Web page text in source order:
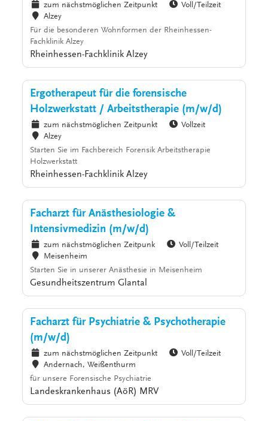
zum nächstmöglichen Zeitpunkt
Voll/Teilzeit
Alzey
Für die besonderen Wohnformen der Rheinhessen-
Fachklinik Alzey
Rheinhessen-Fachklinik Alzey
Ergotherapeut für die forensische
Holzwerkstatt / Arbeitstherapie (m/w/d)
zum nächstmöglichen Zeitpunkt
Vollzeit
Alzey
Starten Sie im Fachbereich Forensik Arbeitstherapie
Holzwerkstatt
Rheinhessen-Fachklinik Alzey
Facharzt für Anästhesiologie &
Intensivmedizin (m/w/d)
zum nächstmöglichen Zeitpunk
Voll/Teilzeit
Meisenheim
Starten Sie in unserer Anästhesie in Meisenheim
Gesundheitszentrum Glantal
Facharzt für Psychiatrie & Psychotherapie
(m/w/d)
zum nächstmöglichen Zeitpunkt
Voll/Teilzeit
Andernach, Weißenthurm
für unsere Forensische Psychiatrie
Landeskrankenhaus (AöR) MRV